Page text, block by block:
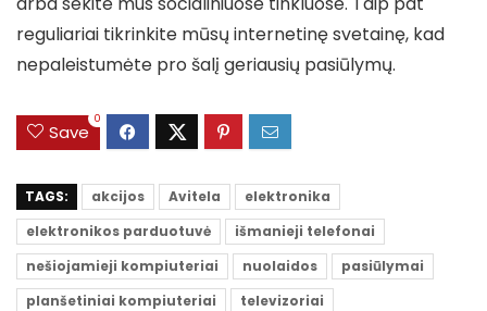
reguliariai tikrinkite mūsų internetinę svetainę, kad
nepaleistumėte pro šalį geriausių pasiūlymų.
Save
0
TAGS: akcijos Avitela
elektronika
elektronikos parduotuvė
išmanieji telefonai
nešiojamieji kompiuteriai
nuolaidos
pasiūlymai
planšetiniai kompiuteriai
televizoriai